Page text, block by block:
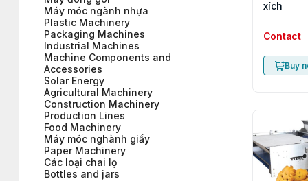
Máy móc ngành nhựa
Plastic Machinery
Packaging Machines
Industrial Machines
Machine Components and
Accessories
Solar Energy
Agricultural Machinery
Construction Machinery
Production Lines
Food Machinery
Máy móc nghành giấy
Paper Machinery
Các loại chai lọ
Bottles and jars
xích
Contact
Buy